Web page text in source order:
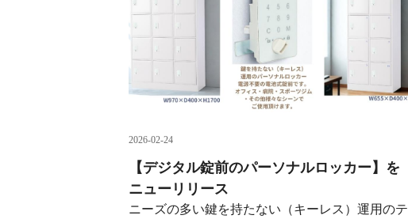
2026-02-24
【デジタル錠前のパーソナルロッカー】を
ニューリリース
ニーズの多い鍵を持たない（キーレス）運用のテ